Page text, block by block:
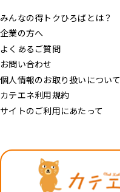
みんなの得トクひろばとは？
企業の方へ
よくあるご質問
お問い合わせ
個人情報のお取り扱いについて
カテエネ利用規約
サイトのご利用にあたって